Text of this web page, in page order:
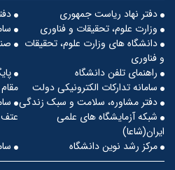
دفتر نهاد ریاست جمهوری
وزارت علوم، تحقیقات و فناوری
دانشگاه های وزارت علوم، تحقیقات
و فناوری
راهنمای تلفن دانشگاه
سامانه تدارکات الکترونیکی دولت
عتف
دفتر مشاوره، سلامت و سبک زندگی
شبکه آزمایشگاه های علمی
ایران(شاعا)
مرکز رشد نوین دانشگاه